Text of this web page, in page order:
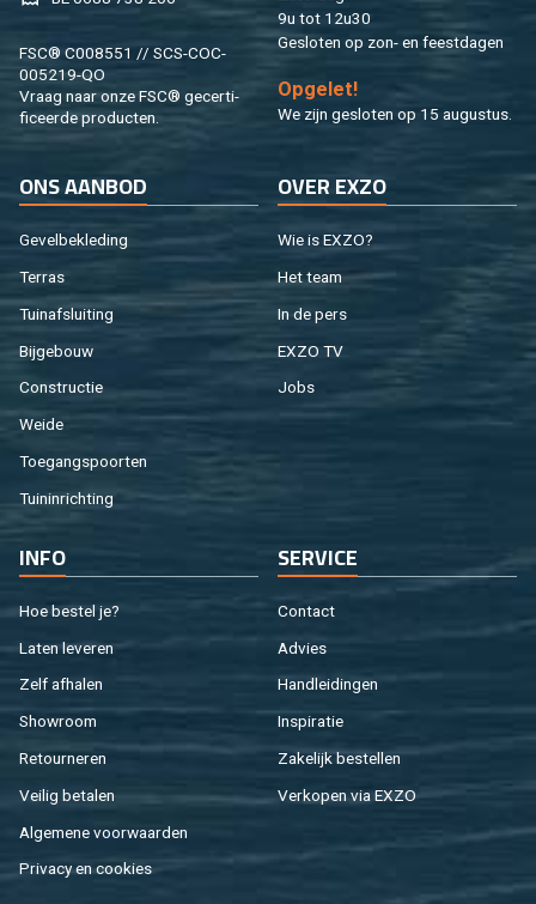
FSC® C008551 // SCS-COC-
005219-QO
Vraag naar onze FSC® ge­cer­ti­
fi­ceer­de pro­duc­ten.
9u tot 12u30
Ge­slo­ten op zon- en feest­da­gen
Op­ge­let!
We zijn ge­slo­ten op 15 au­gus­tus.
ONS AAN­BOD
Ge­vel­be­kle­ding
Ter­ras
Tuin­af­slui­ting
Bij­ge­bouw
Con­struc­tie
Weide
Toe­gangs­poor­ten
Tuin­in­rich­ting
OVER EXZO
Wie is EXZO?
Het team
In de pers
EXZO TV
Jobs
INFO
Hoe be­stel je?
Laten le­ve­ren
Zelf af­ha­len
Show­room
Re­tour­ne­ren
Vei­lig be­ta­len
Al­ge­me­ne voor­waar­den
Pri­va­cy en coo­kies
SER­VI­CE
Con­tact
Ad­vies
Hand­lei­din­gen
In­spi­ra­tie
Za­ke­lijk be­stel­len
Ver­ko­pen via EXZO